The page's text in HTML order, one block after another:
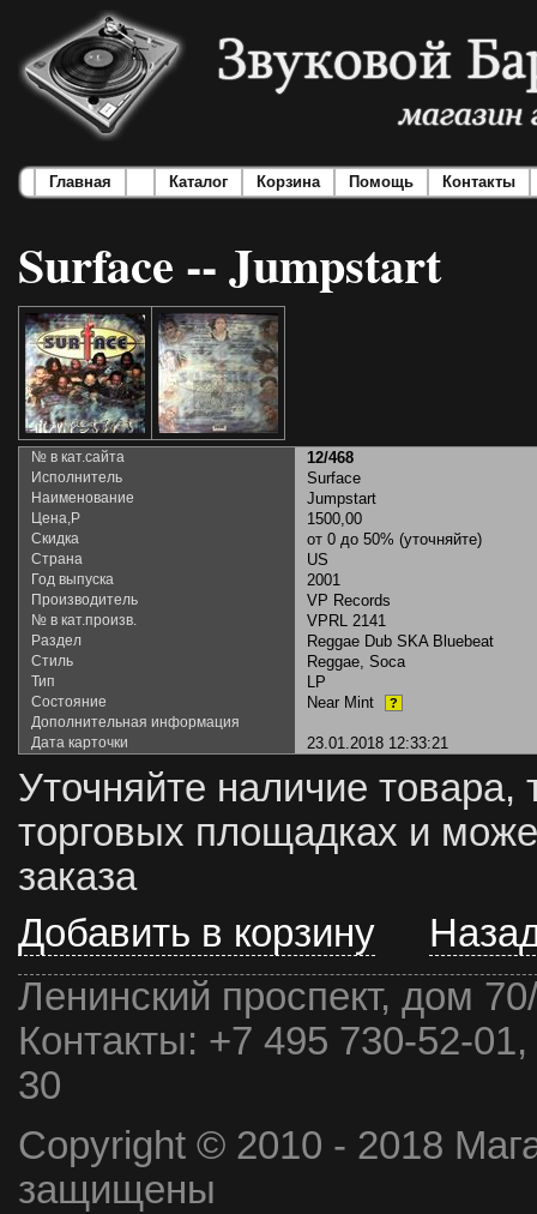
Главная Каталог Корзина Помощь Контакты
Surface -- Jumpstart
№ в кат.сайта 12/468
Исполнитель Surface
Наименование Jumpstart
Цена,Р 1500,00
Скидка от 0 до 50% (уточняйте)
Страна US
Год выпуска 2001
Производитель VP Records
№ в кат.произв. VPRL 2141
Раздел Reggae Dub SKA Bluebeat
Стиль Reggae, Soca
Тип LP
Состояние Near Mint ?
Дополнительная информация
Дата карточки
23.01.2018 12:33:21
Уточняйте наличие товара,
торговых площадках и
заказа
Добавить в корзину
Ленинский проспект, дом
Контакты: +7 495 730-52-
30
Copyright © 2010 - 2018
защищены